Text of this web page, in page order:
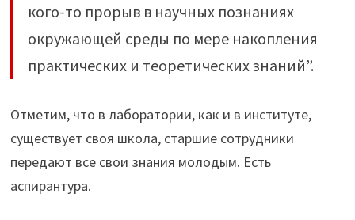
кого-то прорыв в научных познаниях
окружающей среды по мере накопления
практических и теоретических знаний”.
Отметим, что в лаборатории, как и в институте,
существует своя школа, старшие сотрудники
передают все свои знания молодым. Есть
аспирантура.